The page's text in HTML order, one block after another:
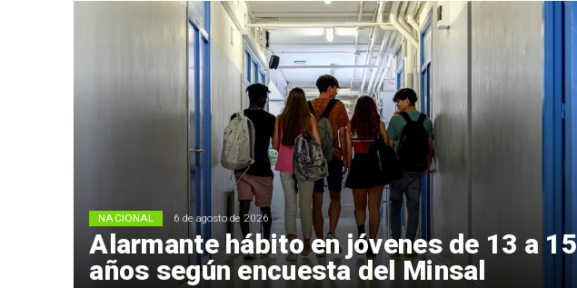
Alarmante hábito en jóvenes de 13 a 15
años según encuesta del Minsal
NACIONAL 6 de agosto de 2026